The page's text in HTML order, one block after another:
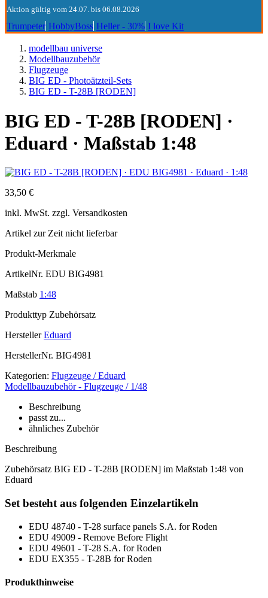
Aktion gültig vom 24.07. bis 06.08.2026
Trumpeter HobbyBoss Heller - 30% I love Kit
modellbau universe
Modellbauzubehör
Flugzeuge
BIG ED - Photoätzteil-Sets
BIG ED - T-28B [RODEN]
BIG ED - T-28B [RODEN] ·
Eduard · Maßstab 1:48
33,50 €
inkl. MwSt. zzgl. Versandkosten
Artikel zur Zeit nicht lieferbar
Produkt-Merkmale
ArtikelNr. EDU BIG4981
Maßstab 1:48
Produkttyp Zubehörsatz
Hersteller Eduard
HerstellerNr. BIG4981
Kategorien: Flugzeuge / Eduard
Modellbauzubehör - Flugzeuge / 1/48
Beschreibung
passt zu...
ähnliches Zubehör
Beschreibung
Zubehörsatz BIG ED - T-28B [RODEN] im Maßstab 1:48 von
Eduard
Set besteht aus folgenden Einzelartikeln
EDU 48740 - T-28 surface panels S.A. for Roden
EDU 49009 - Remove Before Flight
EDU 49601 - T-28 S.A. for Roden
EDU EX355 - T-28B for Roden
Produkthinweise